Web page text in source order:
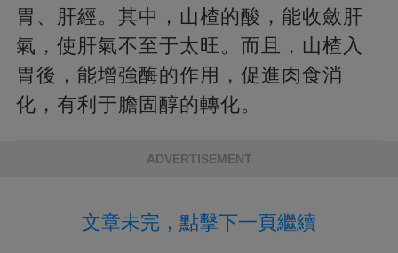
胃、肝經。其中，山楂的酸，能收斂肝
氣，使肝氣不至于太旺。而且，山楂入
胃後，能增強酶的作用，促進肉食消
化，有利于膽固醇的轉化。
ADVERTISEMENT
文章未完，點擊下一頁繼續